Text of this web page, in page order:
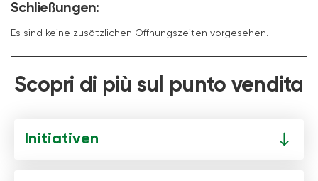
Schließungen:
Es sind keine zusätzlichen Öffnungszeiten vorgesehen.
Scopri di più sul punto vendita
Initiativen